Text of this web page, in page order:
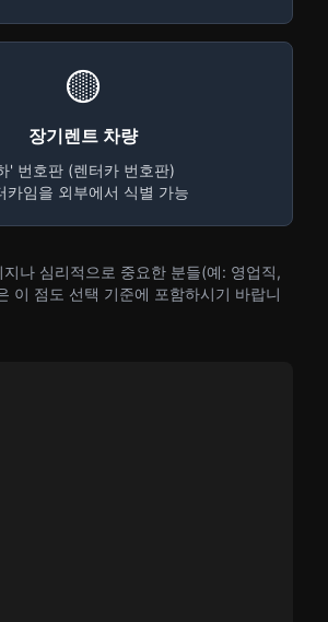
🟡
장기렌트 차량
' 번호판 (렌터카 번호판)
카임을 외부에서 식별 가능
나 심리적으로 중요한 분들(예: 영업직,
이 점도 선택 기준에 포함하시기 바랍니